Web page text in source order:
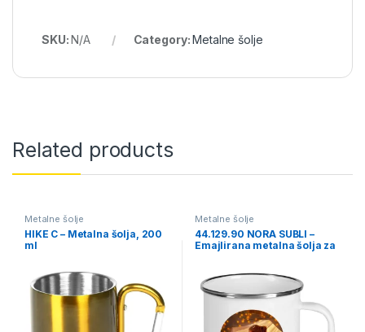
SKU:N/A Category:Metalne šolje
Related products
Metalne šolje
HIKE C – Metalna šolja, 200
ml
Metalne šolje
44.129.90 NORA SUBLI –
Emajlirana metalna šolja za